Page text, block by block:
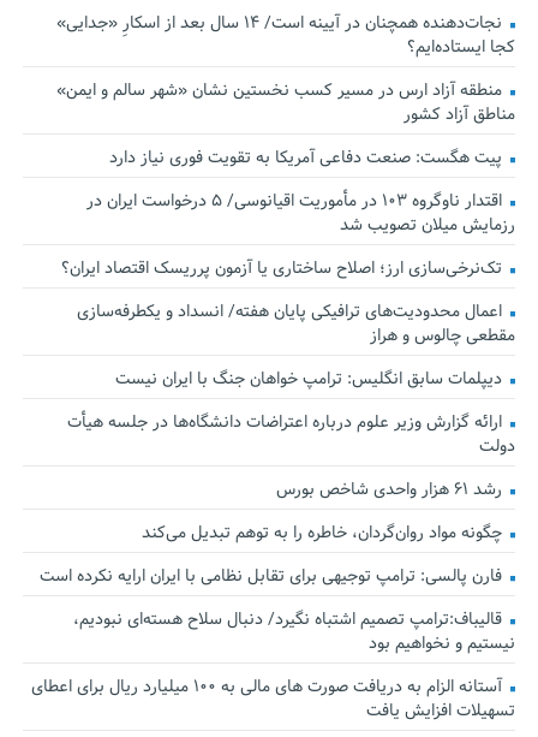
نجات‌دهنده‌ همچنان در آیینه است/ ۱۴ سال بعد از اسکارِ «جدایی»
کجا ایستاده‌ایم؟
منطقه آزاد ارس در مسیر کسب نخستین نشان «شهر سالم و ایمن»
مناطق آزاد کشور
پیت هگست: صنعت دفاعی آمریکا به تقویت فوری نیاز دارد
اقتدار ناوگروه ۱۰۳ در مأموریت‌ اقیانوسی/ ۵ درخواست ایران در
رزمایش میلان تصویب شد
تک‌نرخی‌سازی ارز؛ اصلاح ساختاری یا آزمون پرریسک اقتصاد ایران؟
اعمال محدودیت‌های ترافیکی پایان هفته/ انسداد و یکطرفه‌سازی
مقطعی چالوس و هراز
دیپلمات سابق انگلیس:‌ ترامپ خواهان جنگ با ایران نیست
ارائه گزارش وزیر علوم درباره اعتراضات دانشگاه‌ها در جلسه هیأت
دولت
رشد ۶۱ هزار واحدی شاخص بورس
چگونه مواد روان‌گردان، خاطره را به توهم تبدیل می‌کند
فارن پالسی: ترامپ توجیهی برای تقابل نظامی با ایران ارایه نکرده است
قالیباف:ترامپ تصمیم اشتباه نگیرد/ دنبال سلاح هسته‌ای نبودیم،
نیستیم و نخواهیم بود
آستانه الزام به دریافت صورت های مالی به ۱۰۰ میلیارد ریال برای اعطای
تسهیلات افزایش یافت